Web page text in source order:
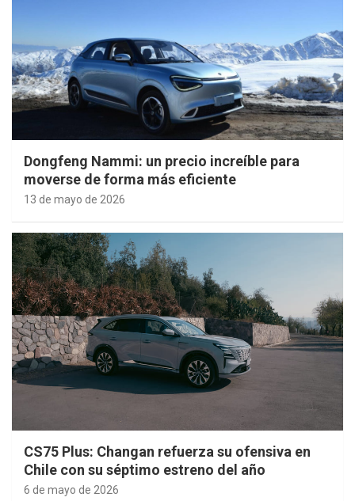
Dongfeng Nammi: un precio increíble para
moverse de forma más eficiente
13 de mayo de 2026
CS75 Plus: Changan refuerza su ofensiva en
Chile con su séptimo estreno del año
6 de mayo de 2026